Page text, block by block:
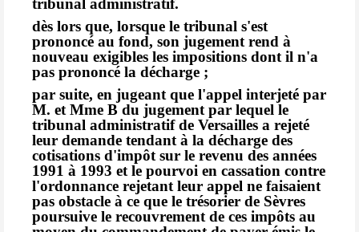
tribunal administratif.
dès lors que, lorsque le tribunal s'est
prononcé au fond, son jugement rend à
nouveau exigibles les impositions dont il n'a
pas prononcé la décharge ;
par suite, en jugeant que l'appel interjeté par
M. et Mme B du jugement par lequel le
tribunal administratif de Versailles a rejeté
leur demande tendant à la décharge des
cotisations d'impôt sur le revenu des années
1991 à 1993 et le pourvoi en cassation contre
l'ordonnance rejetant leur appel ne faisaient
pas obstacle à ce que le trésorier de Sèvres
poursuive le recouvrement de ces impôts au